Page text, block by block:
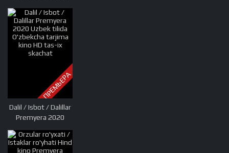
skachat
ПРЕМЬЕРА
Dalil / Isbot / Dalillar
Premyera 2020
O'zbekcha tarjima
kino HD tas-ix